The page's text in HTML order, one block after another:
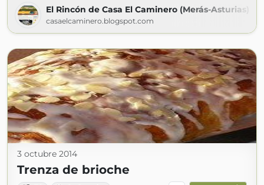
El Rincón de Casa El Caminero (Merás-Asturias)
casaelcaminero.blogspot.com
3 octubre 2014
Trenza de brioche